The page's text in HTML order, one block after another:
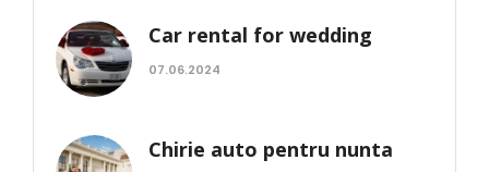
Car rental for wedding
07.06.2024
Chirie auto pentru nunta